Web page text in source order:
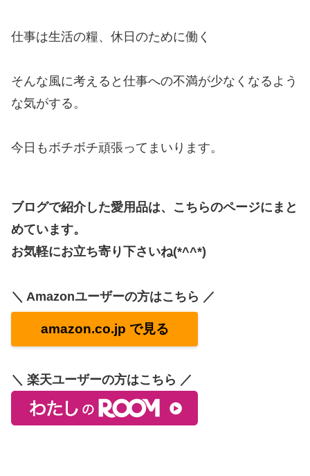
仕事は生活の糧、休日のために働く
そんな風に考えると仕事への不満が少なくなるよう
な気がする。
今日もボチボチ頑張ってまいります。
ブログで紹介した愛用品は、こちらのページにまと
めています。
お気軽にお立ち寄り下さいね(*^^*)
＼ Amazonユーザーの方はこちら ／
amazon.co.jp で見る
＼ 楽天ユーザーの方はこちら ／